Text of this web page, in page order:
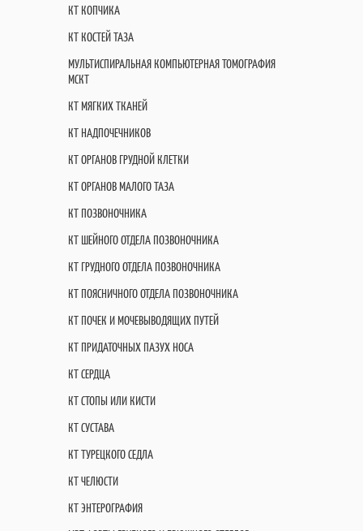
КТ КОПЧИКА
КТ КОСТЕЙ ТАЗА
МУЛЬТИСПИРАЛЬНАЯ КОМПЬЮТЕРНАЯ ТОМОГРАФИЯ
МСКТ
КТ МЯГКИХ ТКАНЕЙ
КТ НАДПОЧЕЧНИКОВ
КТ ОРГАНОВ ГРУДНОЙ КЛЕТКИ
КТ ОРГАНОВ МАЛОГО ТАЗА
КТ ПОЗВОНОЧНИКА
КТ ШЕЙНОГО ОТДЕЛА ПОЗВОНОЧНИКА
КТ ГРУДНОГО ОТДЕЛА ПОЗВОНОЧНИКА
КТ ПОЯСНИЧНОГО ОТДЕЛА ПОЗВОНОЧНИКА
КТ ПОЧЕК И МОЧЕВЫВОДЯЩИХ ПУТЕЙ
КТ ПРИДАТОЧНЫХ ПАЗУХ НОСА
КТ СЕРДЦА
КТ СТОПЫ ИЛИ КИСТИ
КТ СУСТАВА
КТ ТУРЕЦКОГО СЕДЛА
КТ ЧЕЛЮСТИ
КТ ЭНТЕРОГРАФИЯ